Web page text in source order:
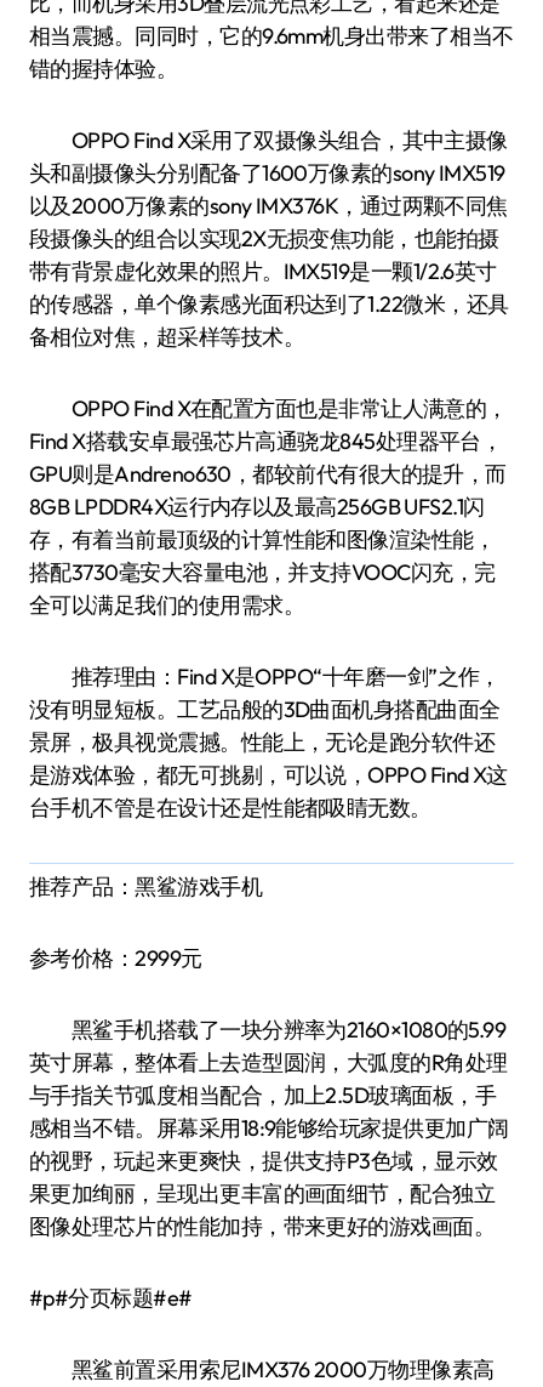
相当震撼。同同时，它的9.6mm机身出带来了相当不
错的握持体验。
OPPO Find X采用了双摄像头组合，其中主摄像
头和副摄像头分别配备了1600万像素的sony IMX519
以及2000万像素的sony IMX376K，通过两颗不同焦
段摄像头的组合以实现2X无损变焦功能，也能拍摄
带有背景虚化效果的照片。IMX519是一颗1/2.6英寸
的传感器，单个像素感光面积达到了1.22微米，还具
备相位对焦，超采样等技术。
OPPO Find X在配置方面也是非常让人满意的，
Find X搭载安卓最强芯片高通骁龙845处理器平台，
GPU则是Andreno630，都较前代有很大的提升，而
8GB LPDDR4X运行内存以及最高256GB UFS2.1闪
存，有着当前最顶级的计算性能和图像渲染性能，
搭配3730毫安大容量电池，并支持VOOC闪充，完
全可以满足我们的使用需求。
推荐理由：Find X是OPPO“十年磨一剑”之作，
没有明显短板。工艺品般的3D曲面机身搭配曲面全
景屏，极具视觉震撼。性能上，无论是跑分软件还
是游戏体验，都无可挑剔，可以说，OPPO Find X这
台手机不管是在设计还是性能都吸睛无数。
推荐产品：黑鲨游戏手机
参考价格：2999元
黑鲨手机搭载了一块分辨率为2160×1080的5.99
英寸屏幕，整体看上去造型圆润，大弧度的R角处理
与手指关节弧度相当配合，加上2.5D玻璃面板，手
感相当不错。屏幕采用18:9能够给玩家提供更加广阔
的视野，玩起来更爽快，提供支持P3色域，显示效
果更加绚丽，呈现出更丰富的画面细节，配合独立
图像处理芯片的性能加持，带来更好的游戏画面。
#p#分页标题#e#
黑鲨前置采用索尼IMX376 2000万物理像素高